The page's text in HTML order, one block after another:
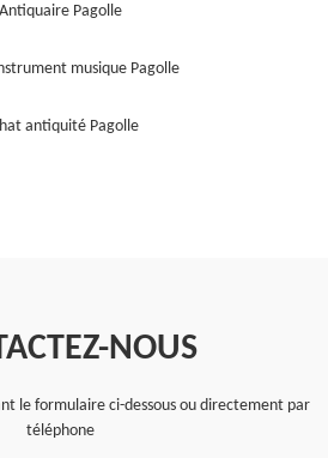
Antiquaire Pagolle
musique Pagolle
antiquité Pagolle
NOUS
le formulaire ci-dessous ou directement par
téléphone